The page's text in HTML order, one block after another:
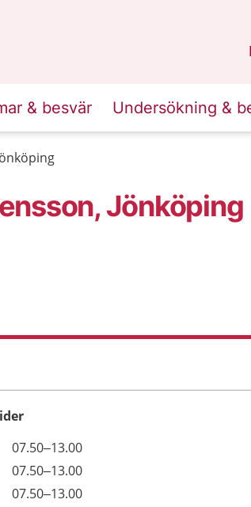
& besvär Undersökning &
Jönköping
07.50–13.00
07.50–13.00
07.50–13.00